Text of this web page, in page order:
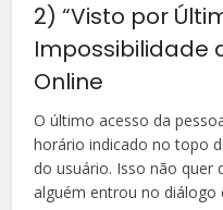
2) “Visto por
Impossibilidade
Online
O último acesso da
horário indicado no topo
do usuário. Isso não quer
alguém entrou no diálogo